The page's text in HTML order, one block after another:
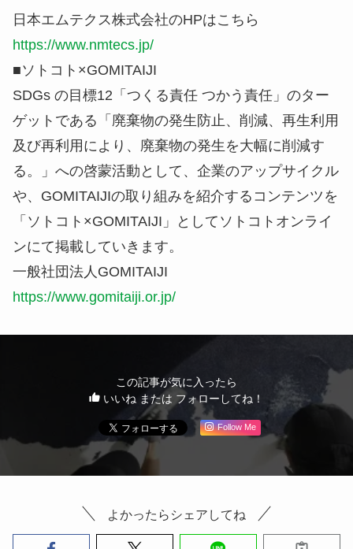
日本エムテクス株式会社のHPはこちら
https://www.nmtecs.jp/
■ソトコト×GOMITAIJI
SDGs の目標12「つくる責任 つかう責任」のター
ゲットである「廃棄物の発生防止、削減、再生利用
及び再利用により、廃棄物の発生を大幅に削減す
る。」への啓蒙活動として、企業のアップサイクル
や、GOMITAIJIの取り組みを紹介するコンテンツを
「ソトコト×GOMITAIJI」としてソトコトオンライ
ンにて掲載していきます。
一般社団法人GOMITAIJI
https://www.gomitaiji.or.jp/
この記事が気に入ったら
いいね または フォローしてね！
Follow Me
よかったらシェアしてね